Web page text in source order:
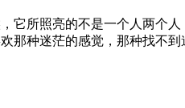
所照亮的不是一个人两个人
那种迷茫的感觉，那种找不